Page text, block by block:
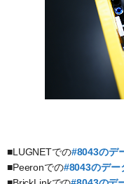
■LUGNETでの#8043のデ
■Peeronでの#8043のデー